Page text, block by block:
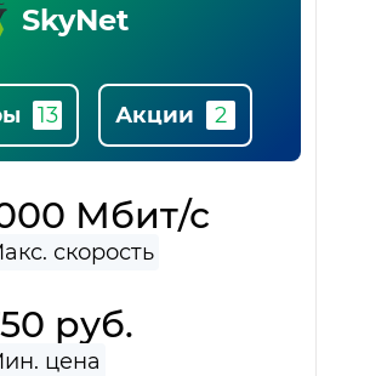
SkyNet
Акции
Мбит/с
руб.